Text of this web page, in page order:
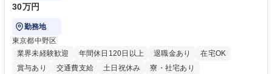
30万円
勤務地
東京都中野区
業界未経験歓迎
年間休日120日以上 退職金あり
在宅OK
賞与あり
交通費支給 土日祝休み 寮・社宅あり